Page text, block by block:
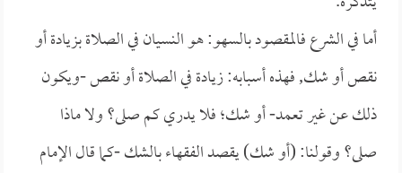
أما في الشرع فالمقصود بالسهو: هو النسيان في الصلاة بزيادة أو
نقص أو شك, فهذه أسبابه: زيادة في الصلاة أو نقص -ويكون
ذلك عن غير تعمد- أو شك؛ فلا يدري كم صلى؟ ولا ماذا
صلى؟ وقولنا: (أو شك) يقصد الفقهاء بالشك -كما قال الإمام